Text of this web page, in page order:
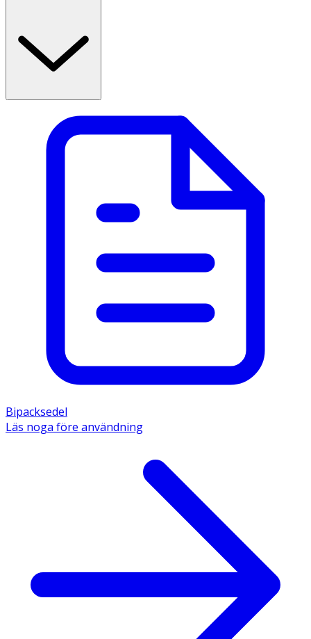
Bipacksedel
Läs noga före användning